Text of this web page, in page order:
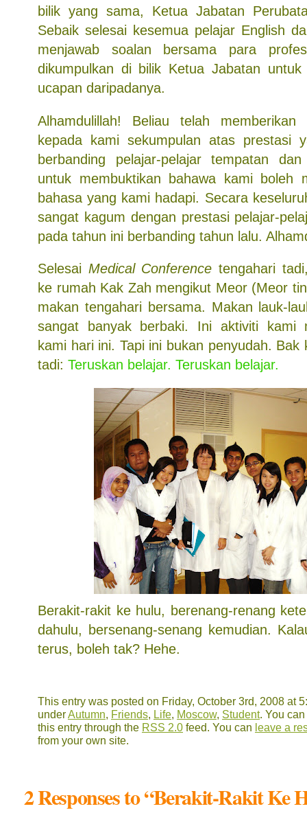
bilik yang sama, Ketua Jabatan
Sebaik selesai kesemua pelajar English
menjawab soalan bersama para
dikumpulkan di bilik Ketua Jabatan untuk
ucapan daripadanya.
Alhamdulillah! Beliau telah
kepada kami sekumpulan atas prestasi
berbanding pelajar-pelajar tempatan
untuk membuktikan bahawa kami boleh
bahasa yang kami hadapi. Secara
sangat kagum dengan prestasi pelajar-
pada tahun ini berbanding tahun lalu.
Selesai Medical Conference tengahari
ke rumah Kak Zah mengikut Meor (Meor
makan tengahari bersama. Makan lauk-
sangat banyak berbaki. Ini aktiviti kami
kami hari ini. Tapi ini bukan penyudah. Bak
tadi: Teruskan belajar. Teruskan belajar.
Berakit-rakit ke hulu, berenang-renang
dahulu, bersenang-senang kemudian.
terus, boleh tak? Hehe.
This entry was posted on Friday, October 3rd, 2008 at
underAutumn, Friends, Life, Moscow, Student. You
this entry through the RSS 2.0 feed. You can leave a
from your own site.
2 Responses to “Berakit-Rakit Ke